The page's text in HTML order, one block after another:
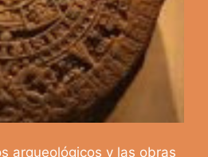
arqueológicos y las obras